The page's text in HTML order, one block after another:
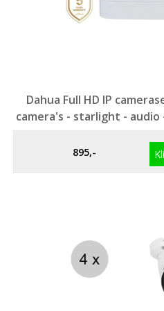
Dahua Full HD IP
camera's - starlight - audio
895,-